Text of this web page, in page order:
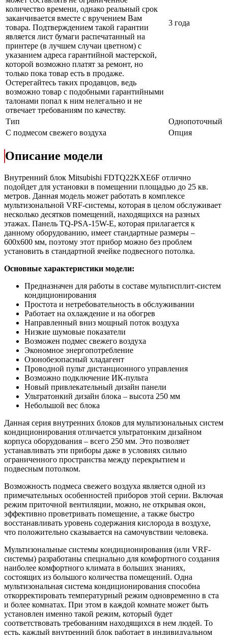
количество времени, однако реальный срок
заканчивается вместе с вручением Вам
товара. Подтверждением такой гарантии
является лист бумаги распечатанный на
принтере (в лучшем случаи цветном) с
указанием адреса гарантийной мастерской,
которой возможно платят за ремонт, но
только пока товар есть в продаже.
Остерегайтесь таких продавцов, ведь
возможно товар с подобными гарантийными
талонами попал к ним нелегально и не
отвечает требованиям по качеству.
3 года
Тип
Однопоточный
С подмесом свежего воздуха
Опция
Описание модели
Внутренний блок Mitsubishi FDTQ22KXE6F отлично
подойдет для установки в помещении площадью до 25 кв.
метров. Данная модель может работать в комплексе
мультизональной VRF-системы, которая в целом обслуживает
несколько десятков помещений, находящихся на разных
этажах. Панель TQ-PSA-15W-E, которая прилагается к
данному оборудованию, имеет стандартные размеры –
600х600 мм, поэтому этот прибор можно без проблем
установить в стандартной ячейке подвесного потолка.
Основные характеристики модели:
Предназначен для работы в составе мультисплит-систем
кондиционирования
Простота и нетребовательность в обслуживании
Работает на охлаждение и на обогрев
Направленный вниз мощный поток воздуха
Низкие шумовые показатели
Возможен подмес свежего воздуха
Экономное энергопотребление
Озонобезопасный хладагент
Проводной пульт дистанционного управления
Возможно подключение ИК-пульта
Новый привлекательный дизайн панели
Ультратонкий дизайн блока – высота 250 мм
Небольшой вес блока
Данная серия внутренних блоков для мультизональных систем
кондиционирования отличается ультратонким дизайном
корпуса оборудования – всего 250 мм. Это позволяет
устанавливать эти приборы даже в условиях сильно
ограниченного пространства между перекрытием и
подвесным потолком.
Возможность подмеса свежего воздуха является одной из
примечательных особенностей приборов этой серии. Включая
режим приточной вентиляции, можно, не открывая окон,
эффективно проветривать помещение, а также быстро
восстанавливать уровень содержания кислорода в воздухе,
что положительно сказывается на самочувствии человека.
Мультизональные системы кондиционирования (или VRF-
системы) разработаны специально для комфортного создания
наиболее комфортного климата в больших знаниях,
состоящих из большого количества помещений. Одна
мультизональная система кондиционирования способна
откорректировать температурный режим одновременно в ста
и более комнатах. При этом в каждой комнате может быть
установлен именно такой режим, который будет
соответствовать требованиям находящихся в нем людей. То
есть, каждый внутренний блок работает в индивидуальном